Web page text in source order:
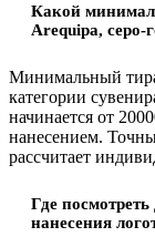
Какой
Аrequipa, серо-
Минимальный
категории
начинается от
нанесением.
рассчитает
Где
нанесения